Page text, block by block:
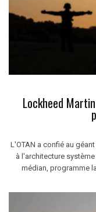
Lockheed
L'OTAN a confié au
à l'architecture
médian, programme